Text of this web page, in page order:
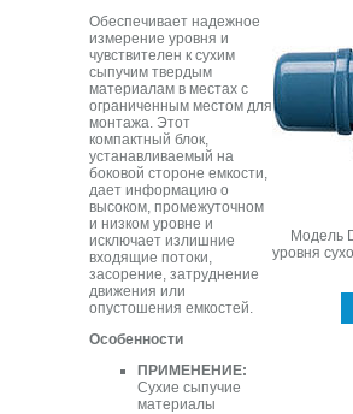
Обеспечивает надежное
измерение уровня и
чувствителен к сухим
сыпучим твердым
материалам в местах с
ограниченным местом для
монтажа. Этот
компактный блок,
устанавливаемый на
боковой стороне емкости,
дает информацию о
высоком, промежуточном
и низком уровне и
исключает излишние
входящие потоки,
засорение, затруднение
движения или
опустошения емкостей.
Особенности
ПРИМЕНЕНИЕ:
Сухие сыпучие
материалы
Модель
уровня